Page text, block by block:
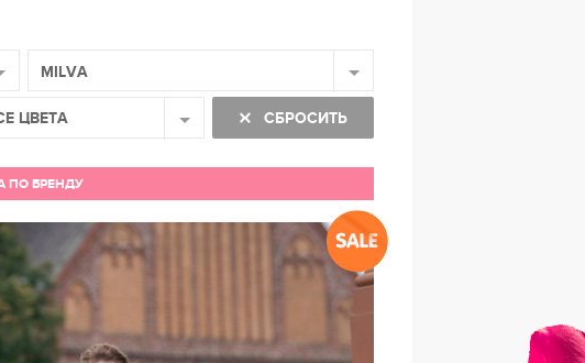
MILVA
ЦВЕТА СБРОСИТЬ
ПО БРЕНДУ